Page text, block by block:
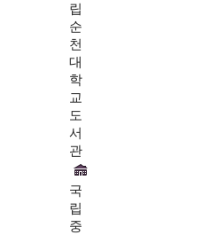
립
순
천
대
학
교
도
서
관
국
립
중